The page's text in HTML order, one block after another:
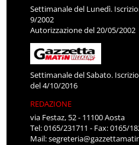
Settimanale del Lunedì.
9/2002
Autorizzazione del 20/05/2002
Settimanale del Sabato.
del 4/10/2016
REDAZIONE
via Festaz, 52 - 11100 Aosta
Tel: 0165/231711 - Fax: 0165/
Mail: